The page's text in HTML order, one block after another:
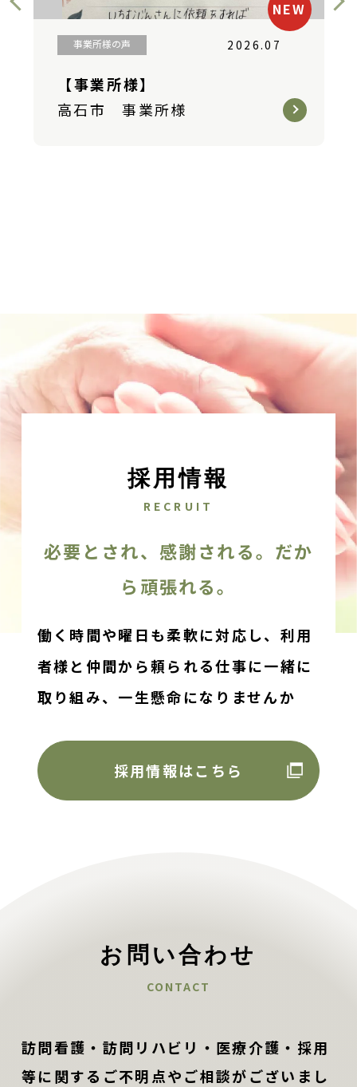
NEW
事業所様の声 2026.07
【事業所様】
高石市 事業所様
採用情報
RECRUIT
必要とされ、感謝される。だか
ら頑張れる。
働く時間や曜日も柔軟に対応し、利用
者様と仲間から頼られる仕事に一緒に
取り組み、 一生懸命になりませんか
採用情報はこちら
お問い合わせ
CONTACT
訪問看護・訪問リハビリ・医療介護・採用
等に関するご不明点やご相談がございまし